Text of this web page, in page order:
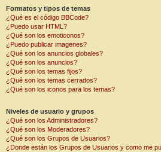
Formatos y tipos de temas
¿Qué es el código BBCode?
¿Puedo usar HTML?
¿Qué son los emoticonos?
¿Puedo publicar imagenes?
¿Qué son los anuncios globales?
¿Qué son los anuncios?
¿Qué son los temas fijos?
¿Qué son los temas cerrados?
¿Qué son los iconos para los temas?
Niveles de usuario y grupos
¿Qué son los Administradores?
¿Qué son los Moderadores?
¿Qué son los Grupos de Usuarios?
¿Donde están los Grupos de Usuarios y como me